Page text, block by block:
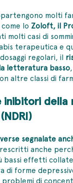
molti
lo Zoloft, il
molti casi di
terapeutica e
regolari, il
letteratura basso
altre classi di
inibitori della
segnalate
anche
bassi effetti
di forme
di